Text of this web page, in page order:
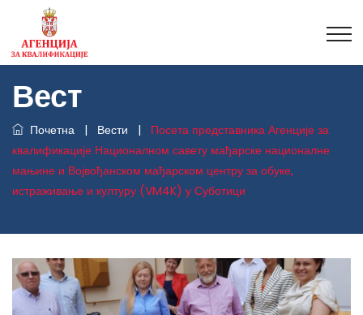
Вест
Почетна | Вести |
Посета представника Агенције за
квалификације Националном савету мађарске националне
мањине и Војвођанском мађарском центру за обуке,
истраживање и културу (VM4K) у Суботици